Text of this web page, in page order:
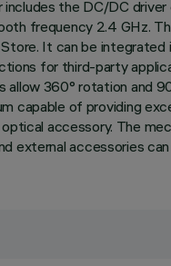
the DC/DC
frequency 2.4 GHz.
It can be
for third-party
360° rotation and
capable of providing
accessory. The
external accessories